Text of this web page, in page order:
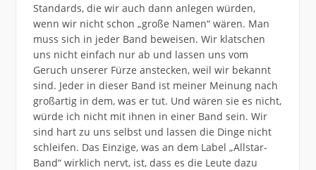
Standards, die wir auch dann anlegen würden,
wenn wir nicht schon „große Namen“ wären. Man
muss sich in jeder Band beweisen. Wir klatschen
uns nicht einfach nur ab und lassen uns vom
Geruch unserer Fürze anstecken, weil wir bekannt
sind. Jeder in dieser Band ist meiner Meinung nach
großartig in dem, was er tut. Und wären sie es nicht,
würde ich nicht mit ihnen in einer Band sein. Wir
sind hart zu uns selbst und lassen die Dinge nicht
schleifen. Das Einzige, was an dem Label „Allstar-
Band“ wirklich nervt, ist, dass es die Leute dazu